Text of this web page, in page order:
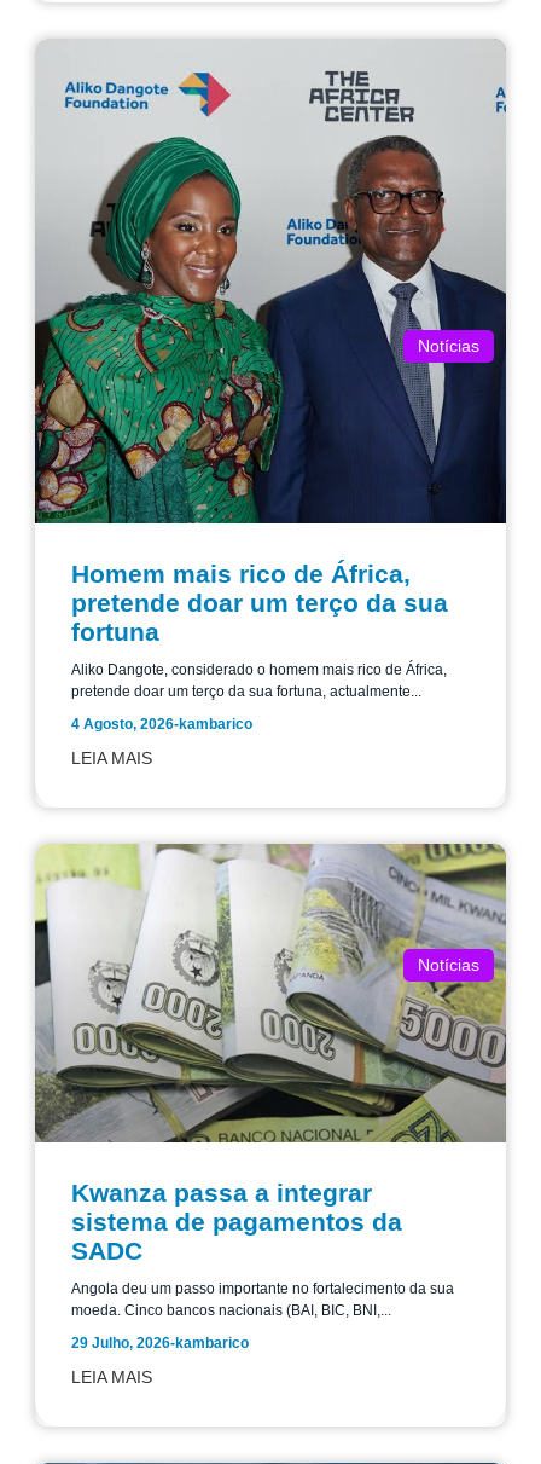
Notícias
Homem mais rico de África,
pretende doar um terço da sua
fortuna
Aliko Dangote, considerado o homem mais rico de África,
pretende doar um terço da sua fortuna, actualmente...
4 Agosto, 2026-kambarico
LEIA MAIS
Notícias
Kwanza passa a integrar
sistema de pagamentos da
SADC
Angola deu um passo importante no fortalecimento da sua
moeda. Cinco bancos nacionais (BAI, BIC, BNI,...
29 Julho, 2026-kambarico
LEIA MAIS